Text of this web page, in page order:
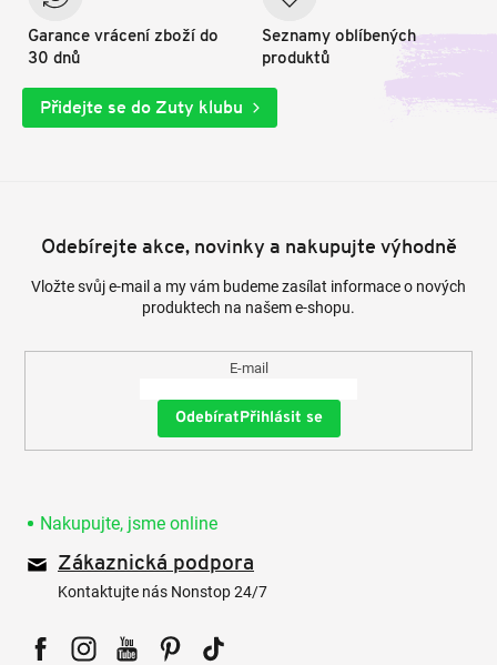
Garance vrácení zboží do
30 dnů
Seznamy oblíbených
produktů
Přidejte se do Zuty klubu
Odebírejte akce, novinky a nakupujte výhodně
Vložte svůj e-mail a my vám budeme zasílat informace o nových
produktech na našem e-shopu.
E-mail
Přihlásit se
Nakupujte, jsme online
Zákaznická podpora
Kontaktujte nás Nonstop 24/7